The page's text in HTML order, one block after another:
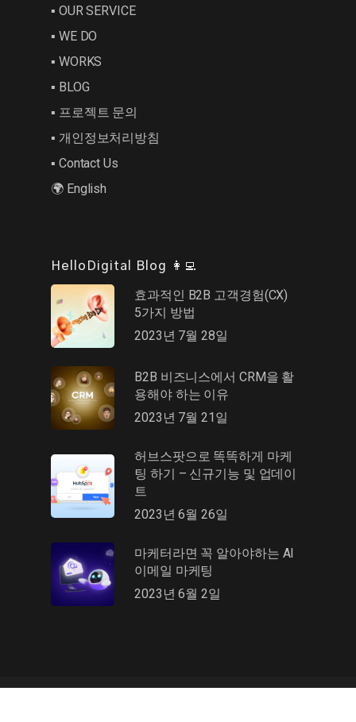
▪︎ OUR SERVICE
▪︎ WE DO
▪︎ WORKS
▪︎ BLOG
▪︎ 프로젝트 문의
▪︎ 개인정보처리방침
▪︎ Contact Us
🌍 English
HelloDigital Blog 👩‍💻
효과적인 B2B 고객경험(CX)
5가지 방법
2023년 7월 28일
B2B 비즈니스에서 CRM을 활
용해야 하는 이유
2023년 7월 21일
허브스팟으로 똑똑하게 마케
팅 하기 – 신규기능 및 업데이
트
2023년 6월 26일
마케터라면 꼭 알아야하는 AI
이메일 마케팅
2023년 6월 2일